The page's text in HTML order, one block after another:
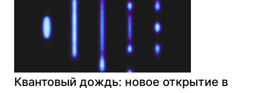
Квантовый дождь: новое открытие в